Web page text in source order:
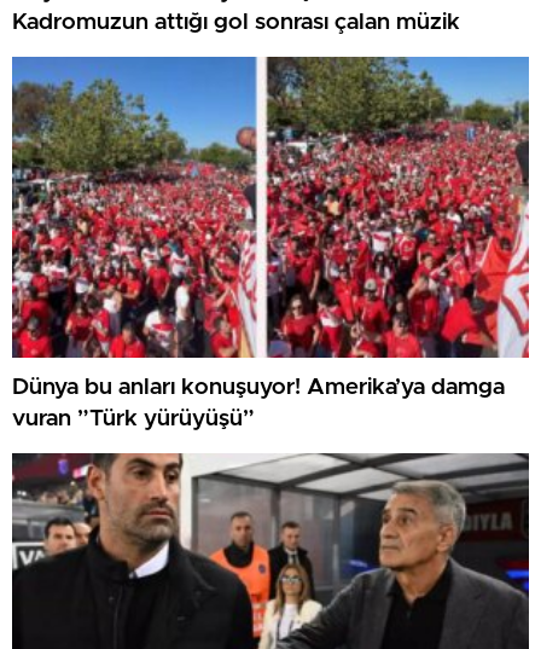
Kadromuzun attığı gol sonrası çalan müzik
Dünya bu anları konuşuyor! Amerika’ya damga
vuran ”Türk yürüyüşü”